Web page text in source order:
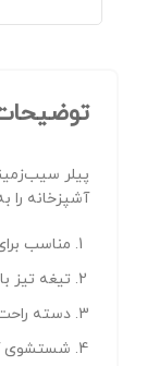
پیلر
آشپزخانه
مناسب
تیغه تیز
دسته
شستشوی